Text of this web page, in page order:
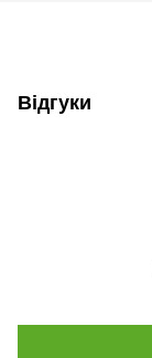
Відгуки